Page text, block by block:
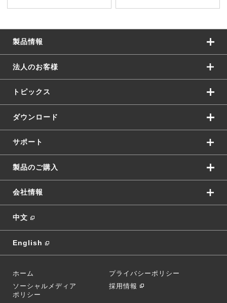
製品情報
法人のお客様
トピックス
ダウンロード
サポート
製品のご購入
会社情報
中文
English
ホーム
プライバシーポリシー
ソーシャルメディア
ポリシー
採用情報